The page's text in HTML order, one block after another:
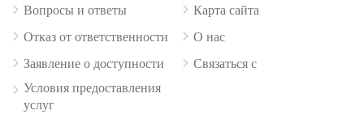
Вопросы и ответы
Отказ от ответственности
Заявление о доступности
Условия предоставления
услуг
Карта сайта
О нас
Связаться с